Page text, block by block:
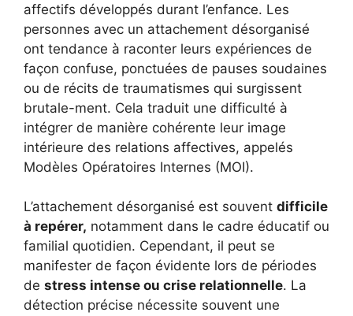
affectifs développés durant l’enfance. Les
personnes avec un attachement désorganisé
ont tendance à raconter leurs expériences de
façon confuse, ponctuées de pauses soudaines
ou de récits de traumatismes qui surgissent
brutale-ment. Cela traduit une difficulté à
intégrer de manière cohérente leur image
intérieure des relations affectives, appelés
Modèles Opératoires Internes (MOI).
L’attachement désorganisé est souvent difficile
à repérer, notamment dans le cadre éducatif ou
familial quotidien. Cependant, il peut se
manifester de façon évidente lors de périodes
de stress intense ou crise relationnelle. La
détection précise nécessite souvent une